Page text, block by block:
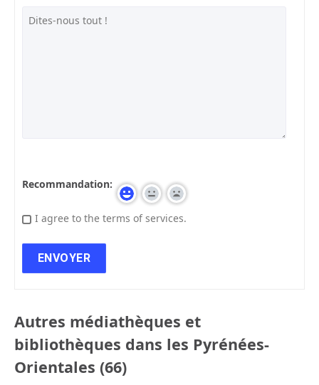
Recommandation:
I agree to the terms of services.
Autres médiathèques et
bibliothèques dans les Pyrénées-
Orientales (66)